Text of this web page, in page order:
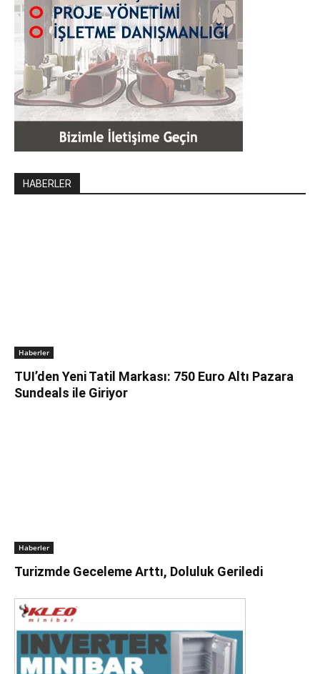
HABERLER
Haberler
TUI’den Yeni Tatil Markası: 750 Euro Altı Pazara
Sundeals ile Giriyor
Haberler
Turizmde Geceleme Arttı, Doluluk Geriledi